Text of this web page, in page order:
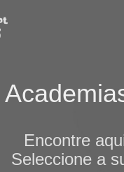
Encontre
Seleccione a